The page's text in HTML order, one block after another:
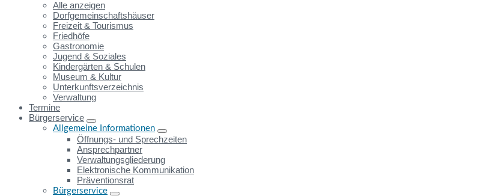
Alle anzeigen
Dorfgemeinschaftshäuser
Freizeit & Tourismus
Friedhöfe
Gastronomie
Jugend & Soziales
Kindergärten & Schulen
Museum & Kultur
Unterkunftsverzeichnis
Verwaltung
Termine
Bürgerservice
Allgemeine Informationen
Öffnungs- und Sprechzeiten
Ansprechpartner
Verwaltungsgliederung
Elektronische Kommunikation
Präventionsrat
Bürgerservice